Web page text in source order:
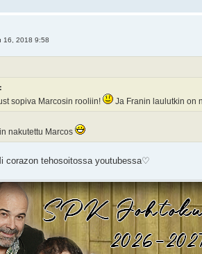
16, 2018 9:58
sopiva Marcosin rooliin! Ja Franin laulutkin on
nakutettu Marcos
corazon tehosoitossa youtubessa♡